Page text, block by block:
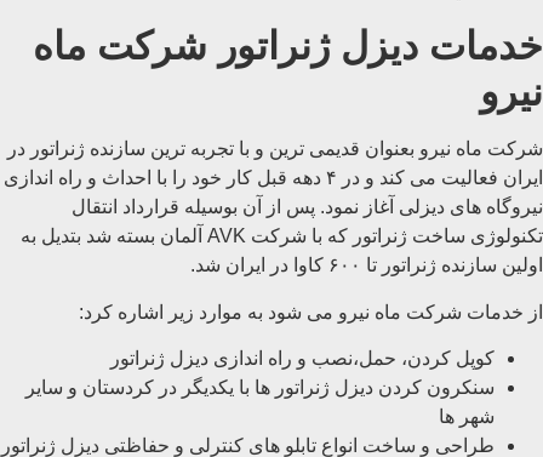
خدمات دیزل ژنراتور شرکت ماه
نیرو
شرکت ماه نیرو بعنوان قدیمی ترین و با تجربه ترین سازنده ژنراتور در
ایران فعالیت می کند و در ۴ دهه قبل کار خود را با احداث و راه اندازی
نیروگاه های دیزلی آغاز نمود. پس از آن بوسیله قرارداد انتقال
تکنولوژی ساخت ژنراتور که با شرکت AVK آلمان بسته شد بتدیل به
اولین سازنده ژنراتور تا ۶۰۰ کاوا در ایران شد.
از خدمات شرکت ماه نیرو می شود به موارد زیر اشاره کرد:
کوپل کردن، حمل،‌نصب و راه اندازی دیزل ژنراتور
سنکرون کردن دیزل ژنراتور ها با یکدیگر در کردستان و سایر
شهر ها
طراحی و ساخت انواع تابلو های کنترلی و حفاظتی دیزل ژنراتور